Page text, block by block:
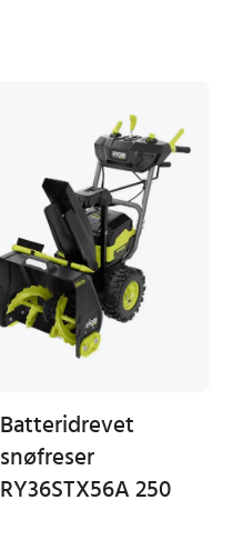
Batteridrevet
snøfreser
RY36STX56A 250